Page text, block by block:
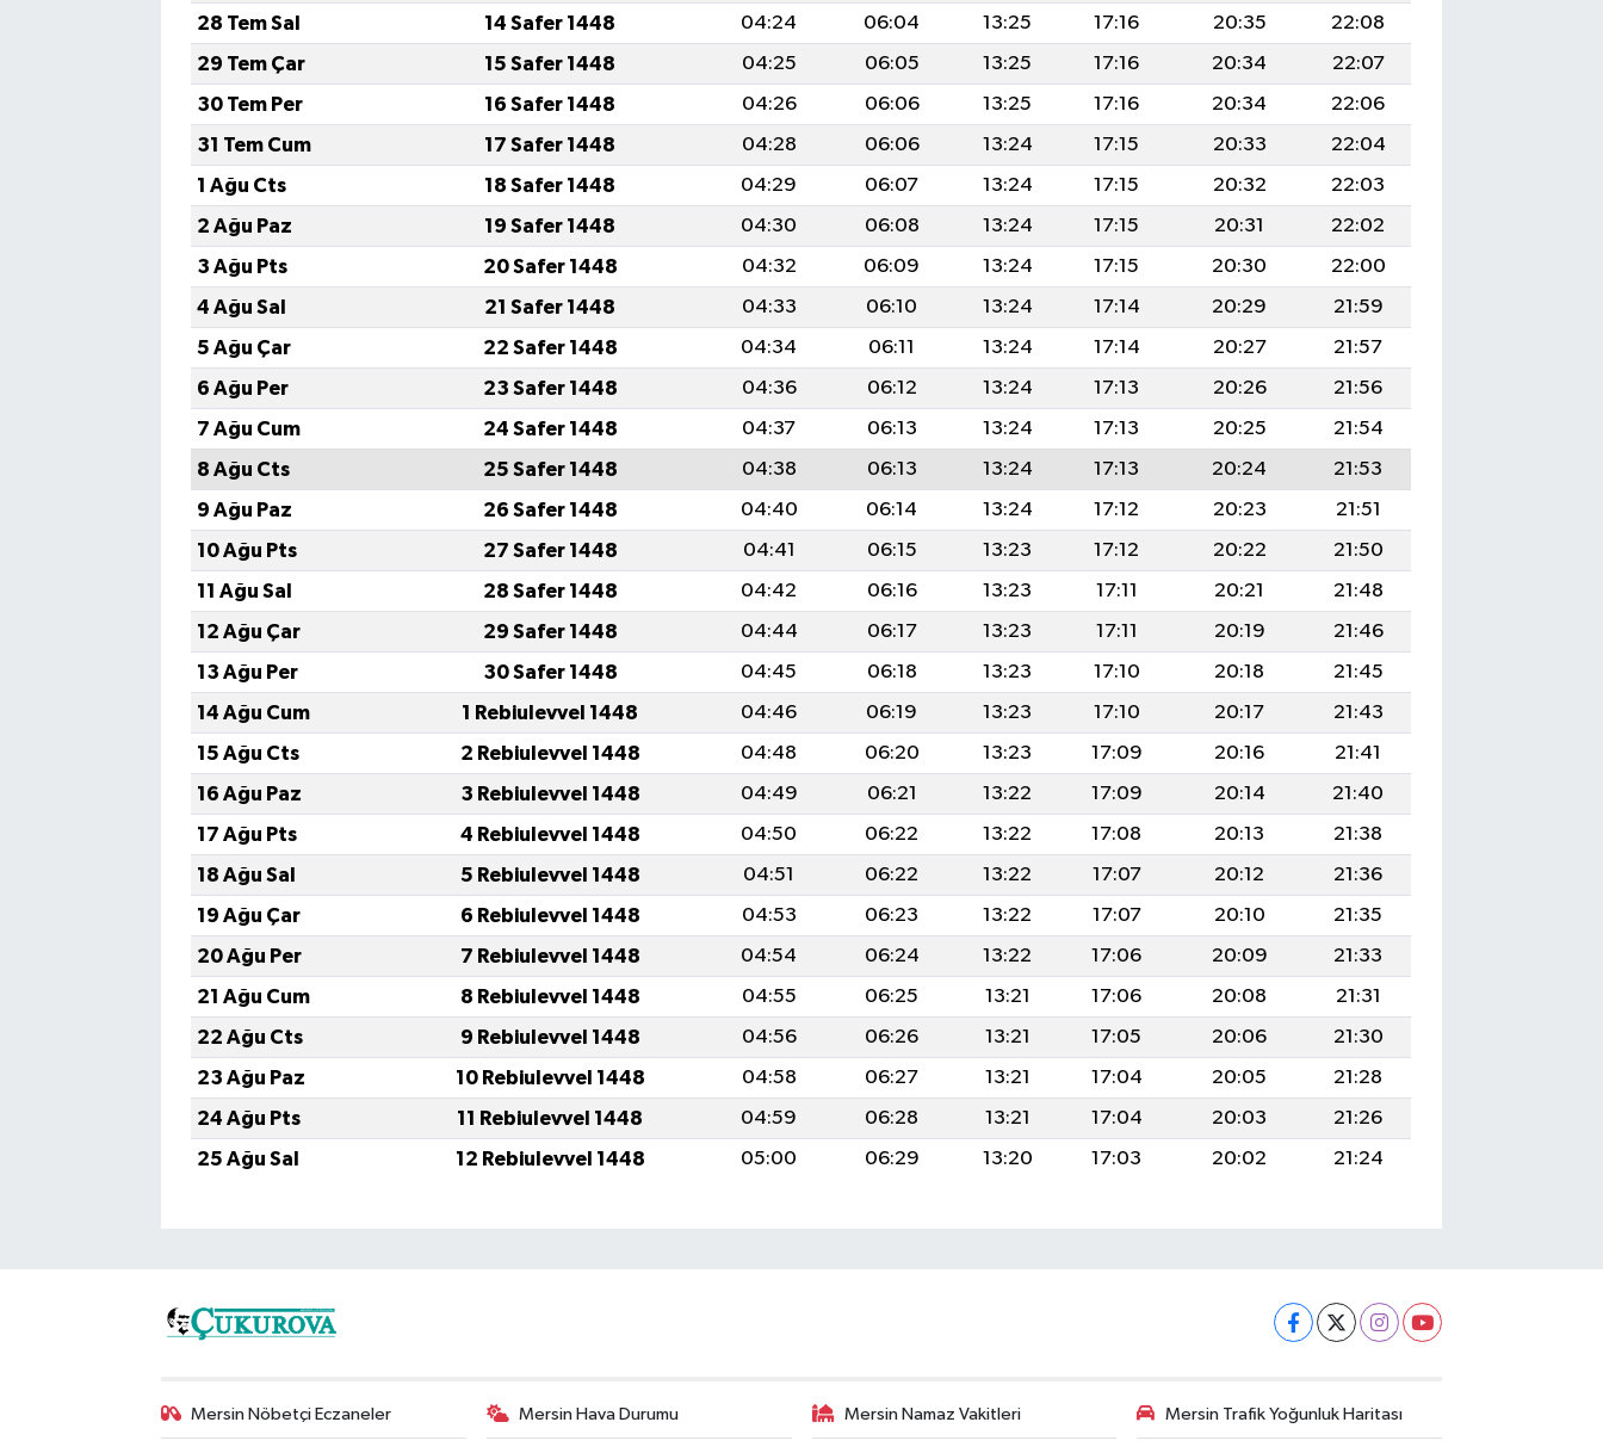
28 Tem Sal
14 Safer 1448 04:24 06:04 13:25 17:16 20:35
22:08
29 Tem Çar
15 Safer 1448 04:25 06:05 13:25 17:16 20:34
22:07
30 Tem Per
16 Safer 1448 04:26 06:06 13:25 17:16 20:34
22:06
31 Tem Cum
17 Safer 1448 04:28 06:06 13:24 17:15 20:33
22:04
1 Ağu Cts
18 Safer 1448 04:29 06:07 13:24 17:15 20:32
22:03
2 Ağu Paz
19 Safer 1448 04:30 06:08 13:24 17:15 20:31
22:02
3 Ağu Pts
20 Safer 1448 04:32 06:09 13:24 17:15 20:30
22:00
4 Ağu Sal
21 Safer 1448 04:33 06:10 13:24 17:14 20:29
21:59
5 Ağu Çar
22 Safer 1448 04:34 06:11 13:24 17:14 20:27
21:57
6 Ağu Per
23 Safer 1448 04:36 06:12 13:24 17:13 20:26
21:56
7 Ağu Cum
24 Safer 1448 04:37 06:13 13:24 17:13 20:25
21:54
8 Ağu Cts
25 Safer 1448 04:38 06:13 13:24 17:13 20:24
21:53
9 Ağu Paz
26 Safer 1448 04:40 06:14 13:24 17:12 20:23
21:51
10 Ağu Pts
27 Safer 1448 04:41 06:15 13:23 17:12 20:22
21:50
11 Ağu Sal
28 Safer 1448 04:42 06:16 13:23 17:11 20:21
21:48
12 Ağu Çar
29 Safer 1448 04:44 06:17 13:23 17:11 20:19
21:46
13 Ağu Per
30 Safer 1448 04:45 06:18 13:23 17:10 20:18
21:45
14 Ağu Cum
1 Rebiulevvel 1448 04:46 06:19 13:23 17:10 20:17
21:43
15 Ağu Cts
2 Rebiulevvel 1448 04:48 06:20 13:23 17:09 20:16
21:41
16 Ağu Paz
3 Rebiulevvel 1448 04:49 06:21 13:22 17:09 20:14
21:40
17 Ağu Pts
4 Rebiulevvel 1448 04:50 06:22 13:22 17:08 20:13
21:38
18 Ağu Sal
5 Rebiulevvel 1448 04:51 06:22 13:22 17:07 20:12
21:36
19 Ağu Çar
6 Rebiulevvel 1448 04:53 06:23 13:22 17:07 20:10
21:35
20 Ağu Per
7 Rebiulevvel 1448 04:54 06:24 13:22 17:06 20:09
21:33
21 Ağu Cum
8 Rebiulevvel 1448 04:55 06:25 13:21 17:06 20:08
21:31
22 Ağu Cts
9 Rebiulevvel 1448 04:56 06:26 13:21 17:05 20:06
21:30
23 Ağu Paz
10 Rebiulevvel 1448 04:58 06:27 13:21 17:04 20:05
21:28
24 Ağu Pts
11 Rebiulevvel 1448 04:59 06:28 13:21 17:04 20:03
21:26
25 Ağu Sal
12 Rebiulevvel 1448 05:00 06:29 13:20 17:03 20:02 21:24
Mersin Nöbetçi Eczaneler Mersin Hava Durumu Mersin Namaz Vakitleri Mersin Trafik Yoğunluk Haritası